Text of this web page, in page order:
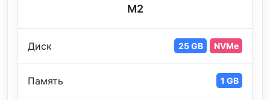
M2
Диск 25 GB NVMe
Память 1 GB